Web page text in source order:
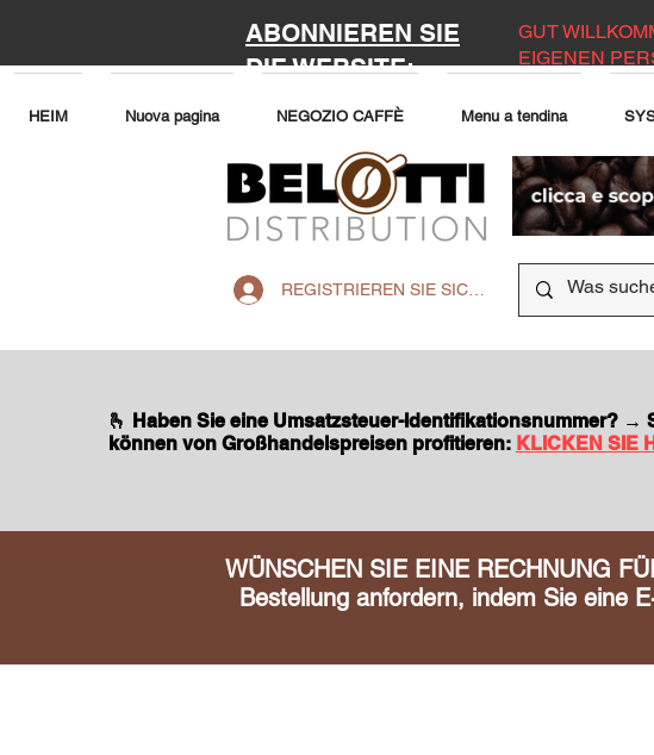
ABONNIEREN SIE
DIE WEBSITE:
GUT
EIGENEN
HEIM Nuova pagina NEGOZIO CAFFÈ Menu a tendina
REGISTRIEREN SIE SICH AUF DER WEBSITE
🫰 Haben Sie eine Umsatzsteuer-Identifikationsnummer? →
können von Großhandelspreisen profitieren: KLICKEN SIE
WÜNSCHEN SIE EINE RECHNUNG
Bestellung anfordern, indem Sie eine